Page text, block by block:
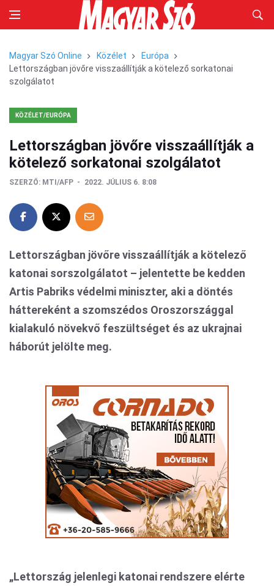
Magyar Szó Online Közélet
Európa
Lettországban jövőre visszaállítják a kötelező sorkatonai
szolgálatot
KÖZÉLET/EURÓPA
Lettországban jövőre visszaállítják a
kötelező sorkatonai szolgálatot
SZERZŐ: MTI/AFP 2022. JÚLIUS 6. 8:08
Lettországban jövőre visszaállítják a kötelező
katonai sorszolgálatot – jelentette be kedden
Artis Pabriks védelmi miniszter, aki a döntés
háttereként a szomszédos Oroszországgal
kialakuló növekvő feszültséget és az ukrajnai
háborút jelölte meg.
„Lettország jelenlegi katonai rendszere elérte